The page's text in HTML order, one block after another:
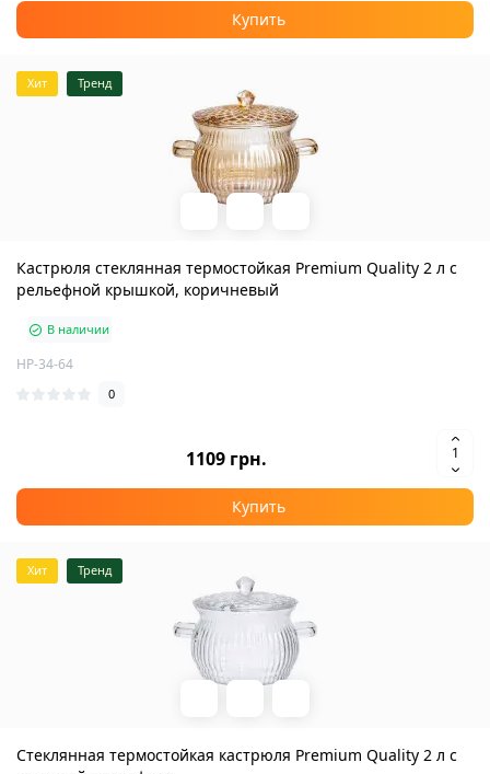
Купить
Хит Тренд
Кастрюля стеклянная термостойкая Premium Quality 2 л с
рельефной крышкой, коричневый
В наличии
HP-34-64
0
1109 грн.
Купить
Хит Тренд
Стеклянная термостойкая кастрюля Premium Quality 2 л с